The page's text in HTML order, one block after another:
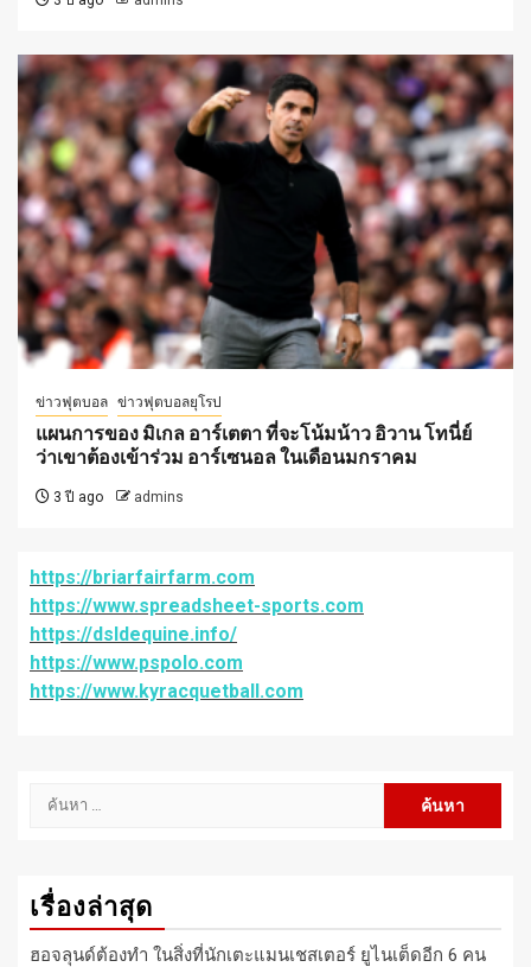
ข่าวฟุตบอล ข่าวฟุตบอลยุโรป
แผนการของ มิเกล อาร์เตตา ที่จะโน้มน้าว อิวาน โทนี่ย์
ว่าเขาต้องเข้าร่วม อาร์เซนอล ในเดือนมกราคม
3 ปี ago admins
https://briarfairfarm.com
https://www.spreadsheet-sports.com
https://dsldequine.info/
https://www.pspolo.com
https://www.kyracquetball.com
ค้นหา
เรื่องล่าสุด
ฮอจลุนด์ต้องทำ ในสิ่งที่นักเตะแมนเชสเตอร์ ยูไนเต็ดอีก 6 คน